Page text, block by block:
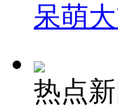
呆萌
热点